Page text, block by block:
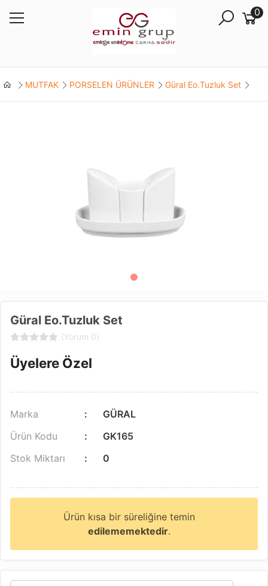
0
MUTFAK PORSELEN ÜRÜNLER Güral Eo.Tuzluk Set
Güral Eo.Tuzluk Set
(Yorum 0)
Üyelere Özel
Marka
GÜRAL
Ürün Kodu
GK165
Stok Miktarı
0
Ürün kısa bir süreliğine temin
edilememektedir.